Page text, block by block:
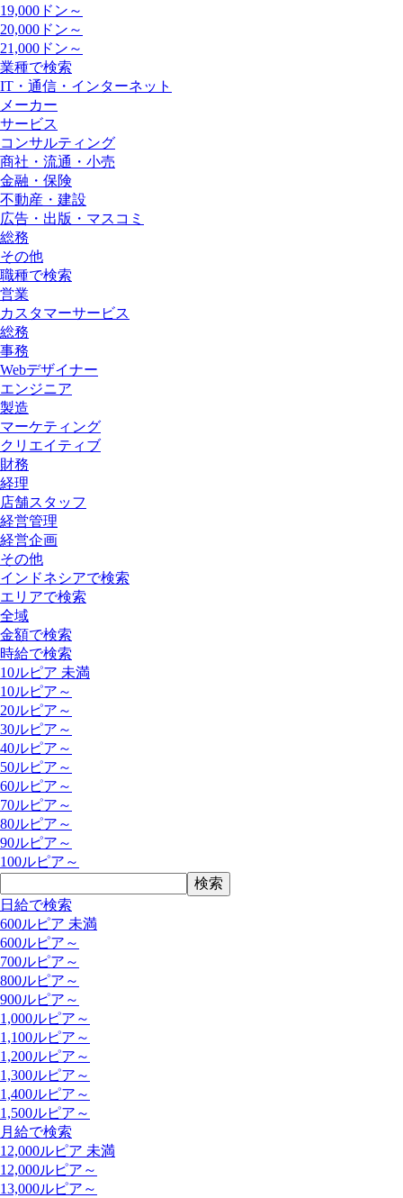
19,000ドン～
20,000ドン～
21,000ドン～
業種で検索
IT・通信・インターネット
メーカー
サービス
コンサルティング
商社・流通・小売
金融・保険
不動産・建設
広告・出版・マスコミ
総務
その他
職種で検索
営業
カスタマーサービス
総務
事務
Webデザイナー
エンジニア
製造
マーケティング
クリエイティブ
財務
経理
店舗スタッフ
経営管理
経営企画
その他
インドネシアで検索
エリアで検索
全域
金額で検索
時給で検索
10ルピア 未満
10ルピア～
20ルピア～
30ルピア～
40ルピア～
50ルピア～
60ルピア～
70ルピア～
80ルピア～
90ルピア～
100ルピア～
日給で検索
600ルピア 未満
600ルピア～
700ルピア～
800ルピア～
900ルピア～
1,000ルピア～
1,100ルピア～
1,200ルピア～
1,300ルピア～
1,400ルピア～
1,500ルピア～
月給で検索
12,000ルピア 未満
12,000ルピア～
13,000ルピア～